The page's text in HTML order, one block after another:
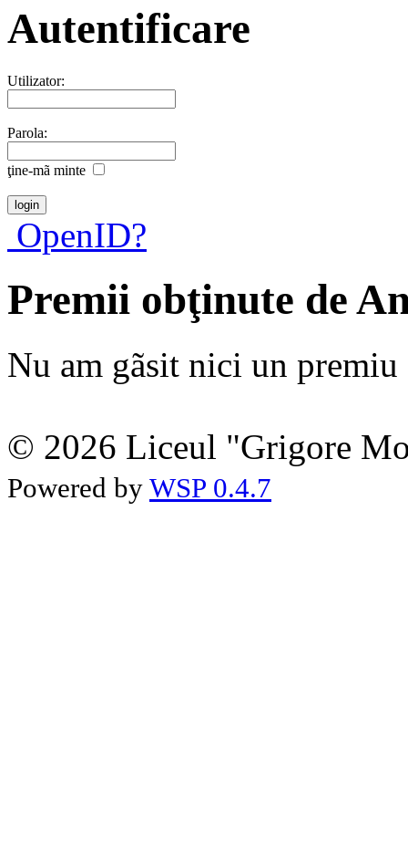
Autentificare
Utilizator:
Parola:
ţine-mã minte
OpenID?
Premii obţinute de
Nu am gãsit nici un premiu
© 2026 Liceul "Grigore
Powered by WSP 0.4.7